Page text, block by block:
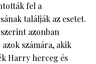
fel a
találják az esetet.
azonban
számára, akik
Harry herceg és